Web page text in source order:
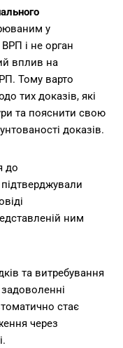
у
і не орган
вплив на
Тому варто
тих доказів, які
та пояснити свою
доказів.
до
ним
та витребування
стає
через